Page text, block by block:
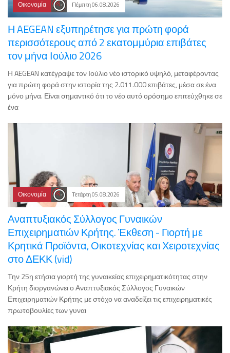
Οικονομία Πέμπτη 06.08.2026
Η AEGEAN εξυπηρέτησε για πρώτη φορά
περισσότερους από 2 εκατομμύρια επιβάτες
τον μήνα Ιούλιο 2026
Η AEGEAN κατέγραψε τον Ιούλιο νέο ιστορικό υψηλό, μεταφέροντας
για πρώτη φορά στην ιστορία της 2.011.000 επιβάτες, μέσα σε ένα
μόνο μήνα. Είναι σημαντικό ότι το νέο αυτό ορόσημο επιτεύχθηκε σε
ένα
Οικονομία Τετάρτη 05.08.2026
Αναπτυξιακός Σύλλογος Γυναικών
Επιχειρηματιών Κρήτης. Έκθεση - Γιορτή με
Κρητικά Προϊόντα, Οικοτεχνίας και Χειροτεχνίας
στο ΔΕΚΚ (vid)
Την 25η ετήσια γιορτή της γυναικείας επιχειρηματικότητας στην
Κρήτη διοργανώνει ο Αναπτυξιακός Σύλλογος Γυναικών
Επιχειρηματιών Κρήτης με στόχο να αναδείξει τις επιχειρηματικές
πρωτοβουλίες των γυναι